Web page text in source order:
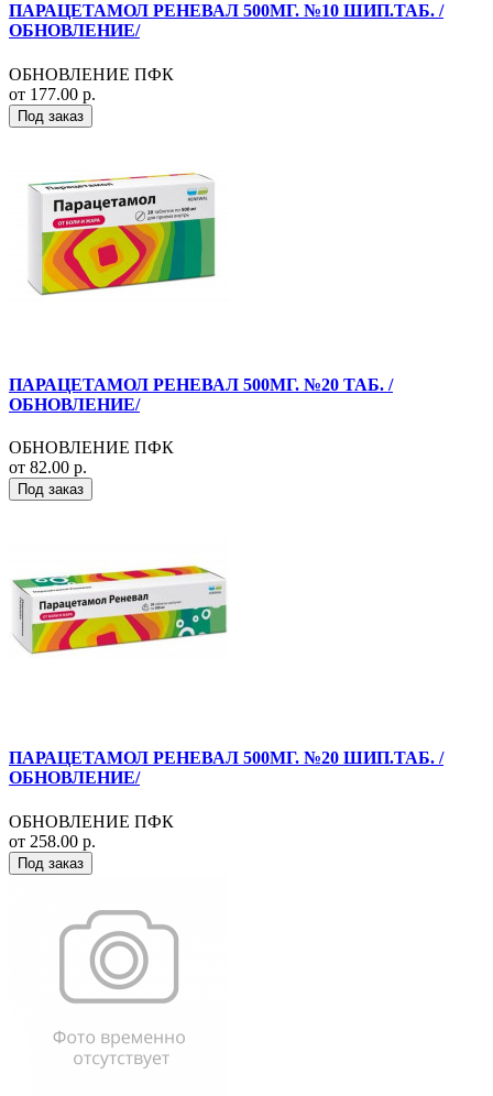
ПАРАЦЕТАМОЛ РЕНЕВАЛ 500МГ. №10 ШИП.ТАБ. /
ОБНОВЛЕНИЕ/
ОБНОВЛЕНИЕ ПФК
от 177.00 р.
Под заказ
ПАРАЦЕТАМОЛ РЕНЕВАЛ 500МГ. №20 ТАБ. /
ОБНОВЛЕНИЕ/
ОБНОВЛЕНИЕ ПФК
от 82.00 р.
Под заказ
ПАРАЦЕТАМОЛ РЕНЕВАЛ 500МГ. №20 ШИП.ТАБ. /
ОБНОВЛЕНИЕ/
ОБНОВЛЕНИЕ ПФК
от 258.00 р.
Под заказ